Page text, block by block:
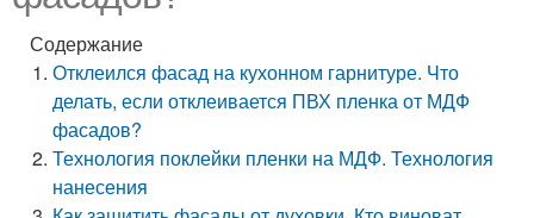
Содержание
Отклеился фасад на кухонном гарнитуре. Что
делать, если отклеивается ПВХ пленка от МДФ
фасадов?
Технология поклейки пленки на МДФ. Технология
нанесения